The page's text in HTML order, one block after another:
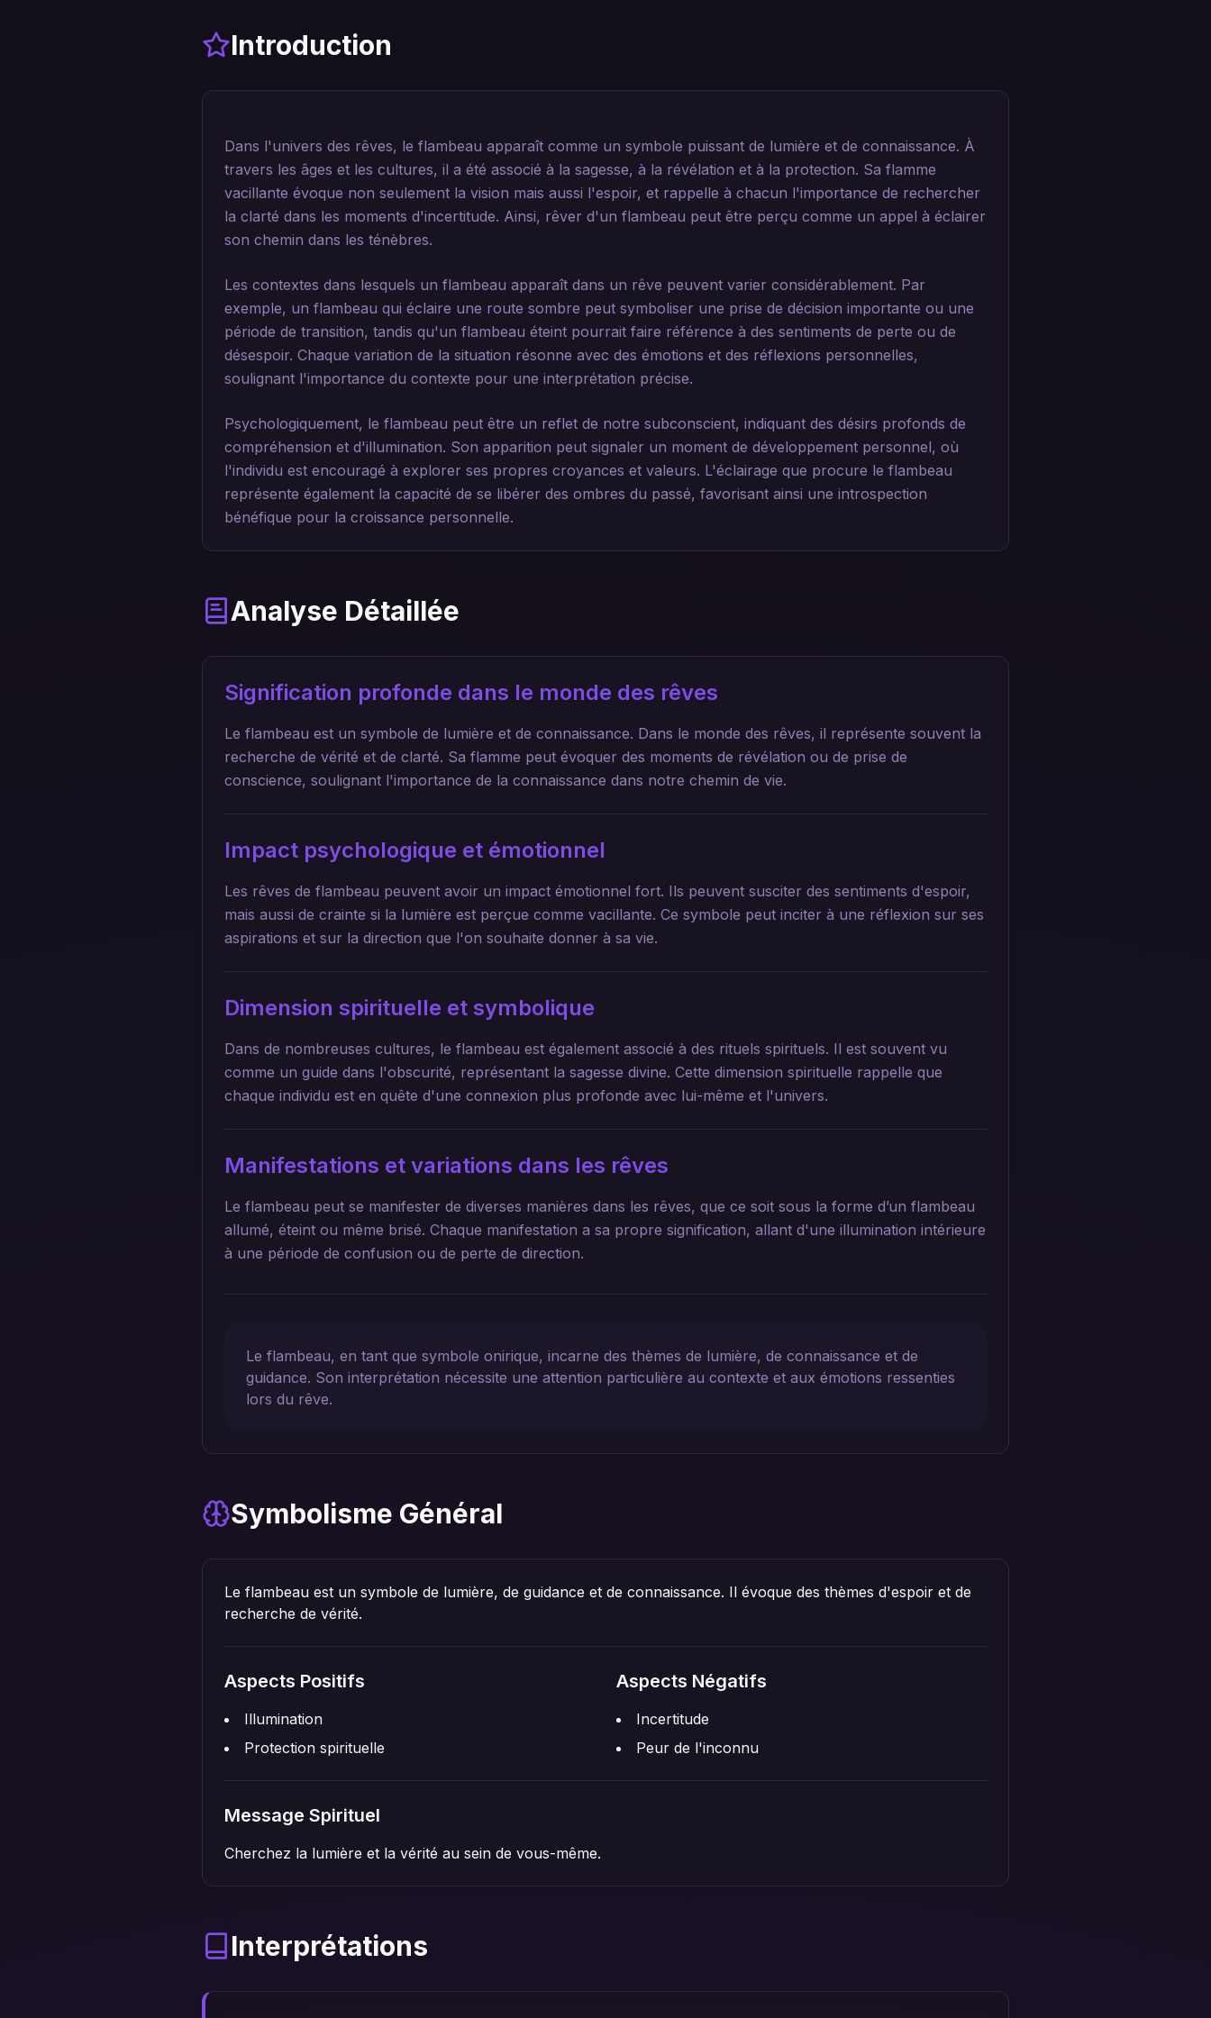
Introduction
Dans l'univers des rêves, le flambeau apparaît comme un symbole puissant de lumière et de connaissance. À
travers les âges et les cultures, il a été associé à la sagesse, à la révélation et à la protection. Sa flamme
vacillante évoque non seulement la vision mais aussi l'espoir, et rappelle à chacun l'importance de rechercher
la clarté dans les moments d'incertitude. Ainsi, rêver d'un flambeau peut être perçu comme un appel à éclairer
son chemin dans les ténèbres.
Les contextes dans lesquels un flambeau apparaît dans un rêve peuvent varier considérablement. Par
exemple, un flambeau qui éclaire une route sombre peut symboliser une prise de décision importante ou une
période de transition, tandis qu'un flambeau éteint pourrait faire référence à des sentiments de perte ou de
désespoir. Chaque variation de la situation résonne avec des émotions et des réflexions personnelles,
soulignant l'importance du contexte pour une interprétation précise.
Psychologiquement, le flambeau peut être un reflet de notre subconscient, indiquant des désirs profonds de
compréhension et d'illumination. Son apparition peut signaler un moment de développement personnel, où
l'individu est encouragé à explorer ses propres croyances et valeurs. L'éclairage que procure le flambeau
représente également la capacité de se libérer des ombres du passé, favorisant ainsi une introspection
bénéfique pour la croissance personnelle.
Analyse Détaillée
Signification profonde dans le monde des rêves
Le flambeau est un symbole de lumière et de connaissance. Dans le monde des rêves, il représente souvent la
recherche de vérité et de clarté. Sa flamme peut évoquer des moments de révélation ou de prise de
conscience, soulignant l'importance de la connaissance dans notre chemin de vie.
Impact psychologique et émotionnel
Les rêves de flambeau peuvent avoir un impact émotionnel fort. Ils peuvent susciter des sentiments d'espoir,
mais aussi de crainte si la lumière est perçue comme vacillante. Ce symbole peut inciter à une réflexion sur ses
aspirations et sur la direction que l'on souhaite donner à sa vie.
Dimension spirituelle et symbolique
Dans de nombreuses cultures, le flambeau est également associé à des rituels spirituels. Il est souvent vu
comme un guide dans l'obscurité, représentant la sagesse divine. Cette dimension spirituelle rappelle que
chaque individu est en quête d'une connexion plus profonde avec lui-même et l'univers.
Manifestations et variations dans les rêves
Le flambeau peut se manifester de diverses manières dans les rêves, que ce soit sous la forme d’un flambeau
allumé, éteint ou même brisé. Chaque manifestation a sa propre signification, allant d'une illumination intérieure
à une période de confusion ou de perte de direction.
Le flambeau, en tant que symbole onirique, incarne des thèmes de lumière, de connaissance et de
guidance. Son interprétation nécessite une attention particulière au contexte et aux émotions ressenties
lors du rêve.
Symbolisme Général
Le flambeau est un symbole de lumière, de guidance et de connaissance. Il évoque des thèmes d'espoir et de
recherche de vérité.
Aspects Positifs
Illumination
Protection spirituelle
Aspects Négatifs
Incertitude
Peur de l'inconnu
Message Spirituel
Cherchez la lumière et la vérité au sein de vous-même.
Interprétations